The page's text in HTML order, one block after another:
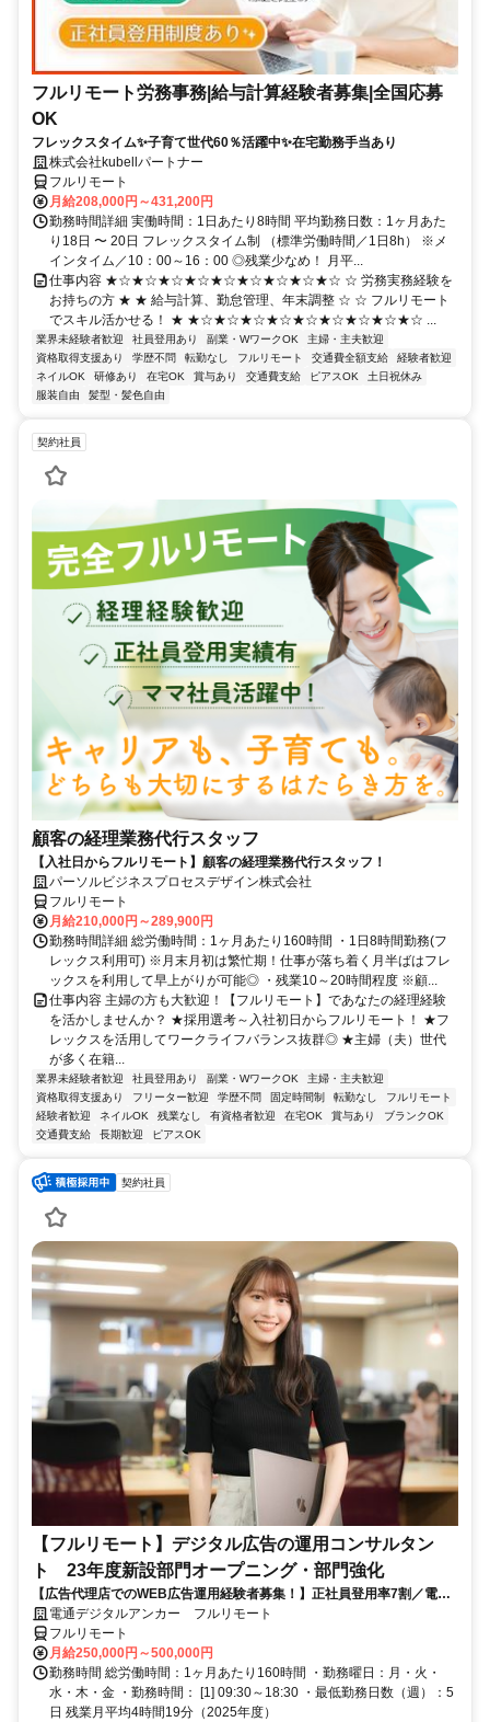
フルリモート労務事務|給与計算経験者募集|全国応募
OK
フレックスタイム✨子育て世代60％活躍中✨在宅勤務手当あり
株式会社kubellパートナー
フルリモート
月給208,000円～431,200円
勤務時間詳細 実働時間：1日あたり8時間 平均勤務日数：1ヶ月あた
り18日 〜 20日 フレックスタイム制 （標準労働時間／1日8h） ※メ
インタイム／10：00～16：00 ◎残業少なめ！ 月平...
仕事内容 ★☆★☆★☆★☆★☆★☆★☆★☆★☆ ☆ 労務実務経験を
お持ちの方 ★ ★ 給与計算、勤怠管理、年末調整 ☆ ☆ フルリモート
でスキル活かせる！ ★ ★☆★☆★☆★☆★☆★☆★☆★☆★☆ ...
業界未経験者歓迎 社員登用あり 副業・WワークOK
主婦・主夫歓迎
資格取得支援あり
学歴不問 転勤なし フルリモート 交通費全額支給
経験者歓迎
ネイルOK
研修あり 在宅OK 賞与あり 交通費支給 ピアスOK
土日祝休み
服装自由
髪型・髪色自由
契約社員
顧客の経理業務代行スタッフ
【入社日からフルリモート】顧客の経理業務代行スタッフ！
パーソルビジネスプロセスデザイン株式会社
フルリモート
月給210,000円～289,900円
勤務時間詳細 総労働時間：1ヶ月あたり160時間 ・1日8時間勤務(フ
レックス利用可) ※月末月初は繁忙期！仕事が落ち着く月半ばはフレ
ックスを利用して早上がりが可能◎ ・残業10～20時間程度 ※顧...
仕事内容 主婦の方も大歓迎！【フルリモート】であなたの経理経験
を活かしませんか？ ★採用選考～入社初日からフルリモート！ ★フ
レックスを活用してワークライフバランス抜群◎ ★主婦（夫）世代
が多く在籍...
業界未経験者歓迎 社員登用あり 副業・WワークOK
主婦・主夫歓迎
資格取得支援あり
フリーター歓迎 学歴不問 固定時間制 転勤なし
フルリモート
経験者歓迎
ネイルOK 残業なし 有資格者歓迎 在宅OK 賞与あり
ブランクOK
交通費支給
長期歓迎 ピアスOK
契約社員
【フルリモート】デジタル広告の運用コンサルタン
ト 23年度新設部門オープニング・部門強化
【広告代理店でのWEB広告運用経験者募集！】正社員登用率7割／電通
G／全国×完全在宅／年休126日・土日祝休み／残業月平均4時間19分
電通デジタルアンカー フルリモート
フルリモート
月給250,000円～500,000円
勤務時間 総労働時間：1ヶ月あたり160時間 ・勤務曜日：月・火・
水・木・金 ・勤務時間： [1] 09:30～18:30 ・最低勤務日数（週）：5
日 残業月平均4時間19分（2025年度）